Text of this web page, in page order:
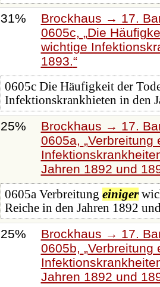
31%
Brockhaus → 17.
0605c,
Die
wichtige
1893.
0605c Die Häufigkeit der
Infektionskrankhieten in den
25%
Brockhaus → 17.
0605a,
Verbreitung
Jahren 1892 und
0605a Verbreitung einiger
Reiche in den Jahren 1892
25%
Brockhaus → 17.
0605b,
Verbreitung
Jahren 1892 und